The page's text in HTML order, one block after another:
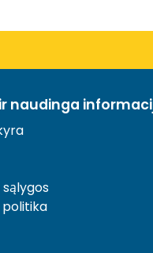
naudinga